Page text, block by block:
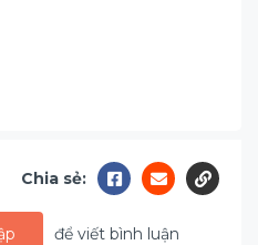
Chia sẻ:
để viết bình luận